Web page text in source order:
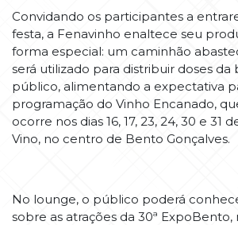
Convidando os participantes a
festa, a Fenavinho enaltece seu
forma especial: um caminhão
será utilizado para distribuir doses da
público, alimentando a expectativa
programação do Vinho Encanado,
ocorre nos dias 16, 17, 23, 24, 30 e 31
Vino, no centro de Bento Gonçalves.
No lounge, o público poderá
sobre as atrações da 30ª ExpoBento,